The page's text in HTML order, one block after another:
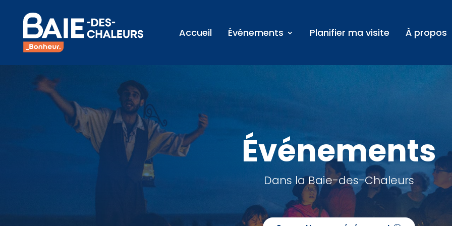
Accueil Événements Planifier ma visite À propos
Événements
Dans la Baie-des-Chaleurs